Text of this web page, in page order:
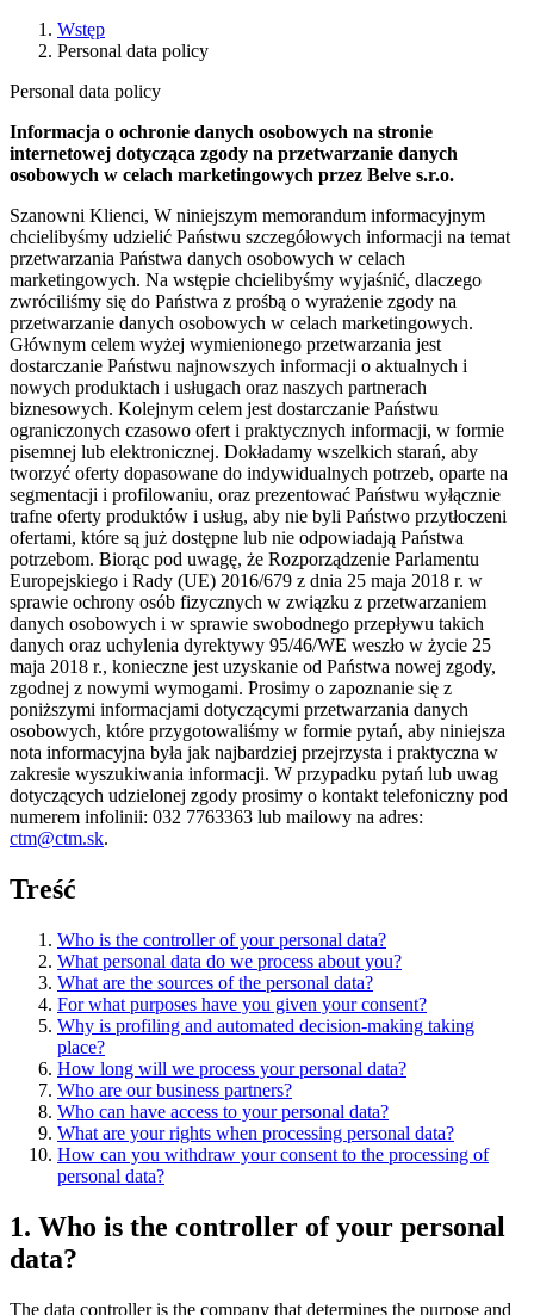
Wstęp
Personal data policy
Personal data policy
Informacja o ochronie danych osobowych na stronie
internetowej dotycząca zgody na przetwarzanie danych
osobowych w celach marketingowych przez Belve s.r.o.
Szanowni Klienci, W niniejszym memorandum informacyjnym
chcielibyśmy udzielić Państwu szczegółowych informacji na temat
przetwarzania Państwa danych osobowych w celach
marketingowych. Na wstępie chcielibyśmy wyjaśnić, dlaczego
zwróciliśmy się do Państwa z prośbą o wyrażenie zgody na
przetwarzanie danych osobowych w celach marketingowych.
Głównym celem wyżej wymienionego przetwarzania jest
dostarczanie Państwu najnowszych informacji o aktualnych i
nowych produktach i usługach oraz naszych partnerach
biznesowych. Kolejnym celem jest dostarczanie Państwu
ograniczonych czasowo ofert i praktycznych informacji, w formie
pisemnej lub elektronicznej. Dokładamy wszelkich starań, aby
tworzyć oferty dopasowane do indywidualnych potrzeb, oparte na
segmentacji i profilowaniu, oraz prezentować Państwu wyłącznie
trafne oferty produktów i usług, aby nie byli Państwo przytłoczeni
ofertami, które są już dostępne lub nie odpowiadają Państwa
potrzebom. Biorąc pod uwagę, że Rozporządzenie Parlamentu
Europejskiego i Rady (UE) 2016/679 z dnia 25 maja 2018 r. w
sprawie ochrony osób fizycznych w związku z przetwarzaniem
danych osobowych i w sprawie swobodnego przepływu takich
danych oraz uchylenia dyrektywy 95/46/WE weszło w życie 25
maja 2018 r., konieczne jest uzyskanie od Państwa nowej zgody,
zgodnej z nowymi wymogami. Prosimy o zapoznanie się z
poniższymi informacjami dotyczącymi przetwarzania danych
osobowych, które przygotowaliśmy w formie pytań, aby niniejsza
nota informacyjna była jak najbardziej przejrzysta i praktyczna w
zakresie wyszukiwania informacji. W przypadku pytań lub uwag
dotyczących udzielonej zgody prosimy o kontakt telefoniczny pod
numerem infolinii: 032 7763363 lub mailowy na adres:
ctm@ctm.sk.
Treść
Who is the controller of your personal data?
What personal data do we process about you?
What are the sources of the personal data?
For what purposes have you given your consent?
Why is profiling and automated decision-making taking
place?
How long will we process your personal data?
Who are our business partners?
Who can have access to your personal data?
What are your rights when processing personal data?
How can you withdraw your consent to the processing of
personal data?
1. Who is the controller of your personal
data?
The data controller is the company that determines the purpose and